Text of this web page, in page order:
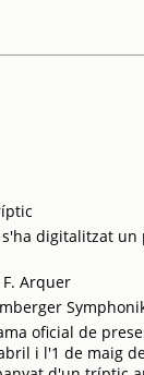
s'ha digitalitzat
F. Arquer
oficial de
i l'1 de maig